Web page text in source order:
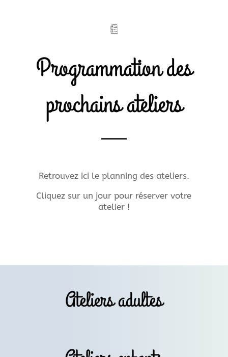
Programmation des
prochains ateliers
Retrouvez ici le planning des ateliers.
Cliquez sur un jour pour réserver votre
atelier !
Ateliers adultes